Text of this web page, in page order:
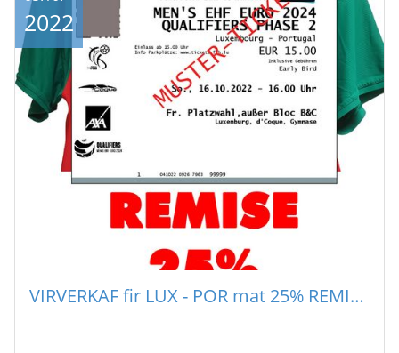
VIRVERKAF fir LUX - POR mat 25% REMISE nach bis de 9. Oktober
2022